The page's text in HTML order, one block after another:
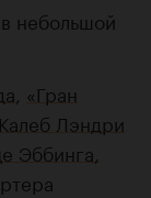
небольшой
«Гран
Калеб Лэндри
Эббинга,